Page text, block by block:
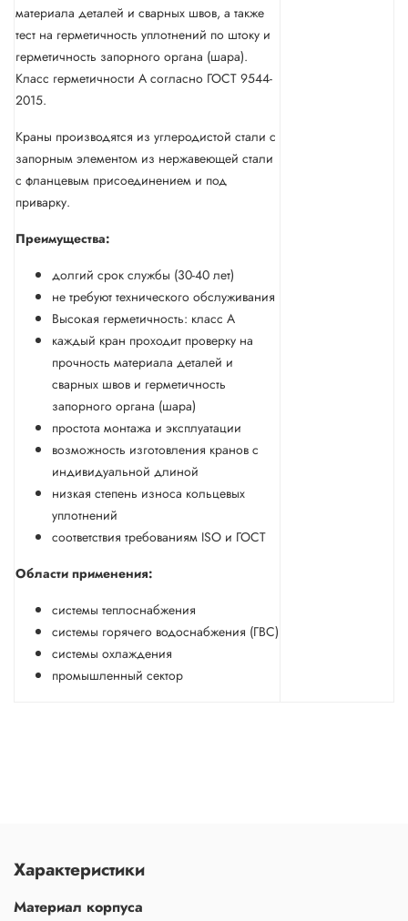
материала деталей и сварных швов, а также
тест на герметичность уплотнений по штоку и
герметичность запорного органа (шара).
Класс герметичности А согласно ГОСТ 9544-
2015.
Краны производятся из углеродистой стали с
запорным элементом из нержавеющей стали
с фланцевым присоединением и под
приварку.
Преимущества:
долгий срок службы (30-40 лет)
не требуют технического обслуживания
Высокая герметичность: класс А
каждый кран проходит проверку на
прочность материала деталей и
сварных швов и герметичность
запорного органа (шара)
простота монтажа и эксплуатации
возможность изготовления кранов с
индивидуальной длиной
низкая степень износа кольцевых
уплотнений
соответствия требованиям ISO и ГОСТ
Области применения:
системы теплоснабжения
системы горячего водоснабжения (ГВС)
системы охлаждения
промышленный сектор
Характеристики
Материал корпуса